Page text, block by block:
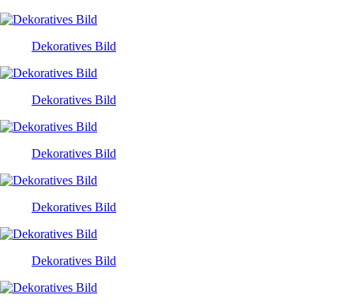
Dekoratives Bild
Dekoratives Bild
Dekoratives Bild
Dekoratives Bild
Dekoratives Bild